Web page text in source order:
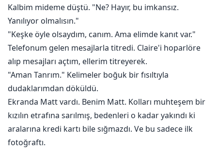
Kalbim mideme düştü. "Ne? Hayır, bu imkansız.
Yanılıyor olmalısın."
"Keşke öyle olsaydım, canım. Ama elimde kanıt var."
Telefonum gelen mesajlarla titredi. Claire'i hoparlöre
alıp mesajları açtım, ellerim titreyerek.
"Aman Tanrım." Kelimeler boğuk bir fısıltıyla
dudaklarımdan döküldü.
Ekranda Matt vardı. Benim Matt. Kolları muhteşem bir
kızılın etrafına sarılmış, bedenleri o kadar yakındı ki
aralarına kredi kartı bile sığmazdı. Ve bu sadece ilk
fotoğraftı.